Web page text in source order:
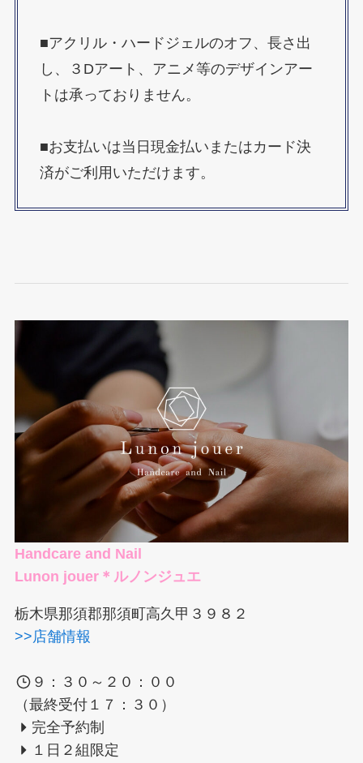
■アクリル・ハードジェルのオフ、長さ出
し、３Dアート、アニメ等のデザインアー
トは承っておりません。
■お支払いは当日現金払いまたはカード決
済がご利用いただけます。
Handcare and Nail
Lunon jouer＊ルノンジュエ
栃木県那須郡那須町高久甲３９８２
>>店舗情報
９：３０～２０：００
（最終受付１７：３０）
完全予約制
１日２組限定